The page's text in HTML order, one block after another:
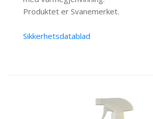
Produktet er Svanemerket.
Sikkerhetsdatablad